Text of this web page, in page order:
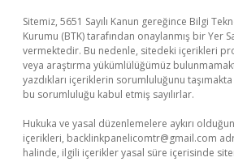
Sitemiz, 5651 Sayılı Kanun gereğince Bilgi
Kurumu (BTK) tarafından onaylanmış bir Yer
vermektedir. Bu nedenle, sitedeki içerikleri
veya araştırma yükümlülüğümüz
yazdıkları içeriklerin sorumluluğunu
bu sorumluluğu kabul etmiş sayılırlar.
Hukuka ve yasal düzenlemelere aykırı
içerikleri, backlinkpanelicomtr@gmail.com
halinde, ilgili içerikler yasal süre içerisinde